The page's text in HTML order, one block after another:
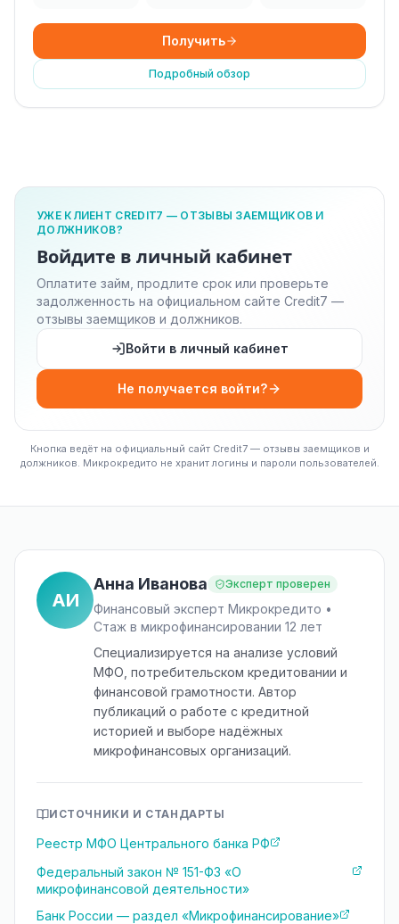
Получить
Подробный обзор
УЖЕ КЛИЕНТ CREDIT7 — ОТЗЫВЫ ЗАЕМЩИКОВ И
ДОЛЖНИКОВ?
Войдите в личный кабинет
Оплатите займ, продлите срок или проверьте
задолженность на официальном сайте Credit7 —
отзывы заемщиков и должников.
Войти в личный кабинет
Не получается войти?
Кнопка ведёт на официальный сайт Credit7 — отзывы заемщиков и
должников. Микрокредито не хранит логины и пароли пользователей.
АИ
Анна Иванова Эксперт проверен
Финансовый эксперт Микрокредито •
Стаж в микрофинансировании 12 лет
Специализируется на анализе условий
МФО, потребительском кредитовании и
финансовой грамотности. Автор
публикаций о работе с кредитной
историей и выборе надёжных
микрофинансовых организаций.
ИСТОЧНИКИ И СТАНДАРТЫ
Реестр МФО Центрального банка РФ
Федеральный закон № 151-ФЗ «О
микрофинансовой деятельности»
Банк России — раздел «Микрофинансирование»